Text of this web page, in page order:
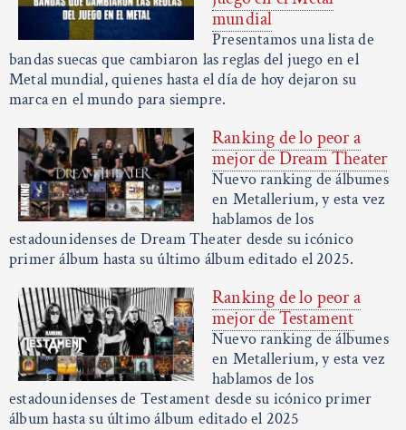
mundial
Presentamos una lista de
bandas suecas que cambiaron las reglas del juego en el
Metal mundial, quienes hasta el día de hoy dejaron su
marca en el mundo para siempre.
Ranking de lo peor a
mejor de Dream Theater
Nuevo ranking de álbumes
en Metallerium, y esta vez
hablamos de los
estadounidenses de Dream Theater desde su icónico
primer álbum hasta su último álbum editado el 2025.
Ranking de lo peor a
mejor de Testament
Nuevo ranking de álbumes
en Metallerium, y esta vez
hablamos de los
estadounidenses de Testament desde su icónico primer
álbum hasta su último álbum editado el 2025